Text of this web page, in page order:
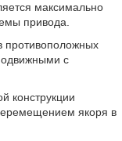
максимально
привода.
противоположных
с
конструкции
якоря в